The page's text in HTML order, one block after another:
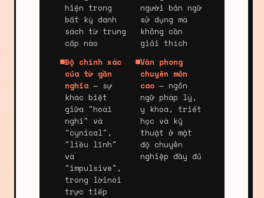
hiện trong
bất kỳ danh
sách từ trung
cấp nào
người bản ngữ
sử dụng mà
không cần
giải thích
Độ chính xác
của từ gần
nghĩa — sự
khác biệt
giữa "hoài
nghi" và
"cynical",
"liều lĩnh"
và
"impulsive",
trong lờinói
trực tiếp
Văn phong
chuyên môn
cao — ngôn
ngữ pháp lý,
y khoa, triết
học và kỹ
thuật ở mật
độ chuyên
nghiệp đầy đủ